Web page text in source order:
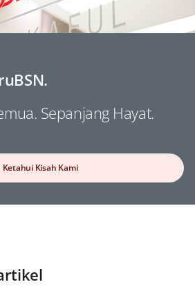
Sepanjang Hayat.
Ketahui Kisah Kami